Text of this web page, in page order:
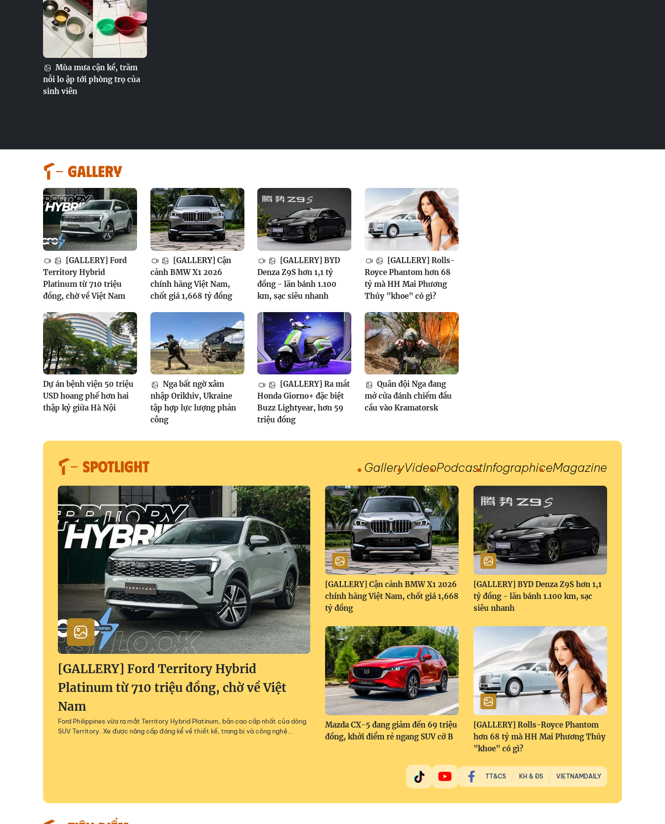
Mùa mưa cận kề, trăm
nỗi lo ập tới phòng trọ của
sinh viên
GALLERY
[GALLERY] Ford
Territory Hybrid
Platinum từ 710 triệu
đồng, chờ về Việt Nam
[GALLERY] Cận
cảnh BMW X1 2026
chính hãng Việt Nam,
chốt giá 1,668 tỷ đồng
[GALLERY] BYD
Denza Z9S hơn 1,1 tỷ
đồng - lăn bánh 1.100
km, sạc siêu nhanh
[GALLERY] Rolls-
Royce Phantom hơn 68
tỷ mà HH Mai Phương
Thúy "khoe" có gì?
Dự án bệnh viện 50 triệu
USD hoang phế hơn hai
thập kỷ giữa Hà Nội
Nga bất ngờ xâm
nhập Orikhiv, Ukraine
tập hợp lực lượng phản
công
[GALLERY] Ra mắt
Honda Giorno+ đặc biệt
Buzz Lightyear, hơn 59
triệu đồng
Quân đội Nga đang
mở cửa đánh chiếm đầu
cầu vào Kramatorsk
SPOTLIGHT GalleryVideoPodcastInfographiceMagazine
[GALLERY] Ford Territory Hybrid
Platinum từ 710 triệu đồng, chờ về Việt
Nam
Ford Philippines vừa ra mắt Territory Hybrid Platinum, bản cao cấp nhất của dòng
SUV Territory. Xe được nâng cấp đáng kể về thiết kế, trang bị và công nghệ...
[GALLERY] Cận cảnh BMW X1 2026
chính hãng Việt Nam, chốt giá 1,668
tỷ đồng
[GALLERY] BYD Denza Z9S hơn 1,1
tỷ đồng - lăn bánh 1.100 km, sạc
siêu nhanh
Mazda CX-5 đang giảm đến 69 triệu
đồng, khởi điểm rẻ ngang SUV cỡ B
[GALLERY] Rolls-Royce Phantom
hơn 68 tỷ mà HH Mai Phương Thúy
"khoe" có gì?
TT&CS KH & ĐS VIETNAMDAILY